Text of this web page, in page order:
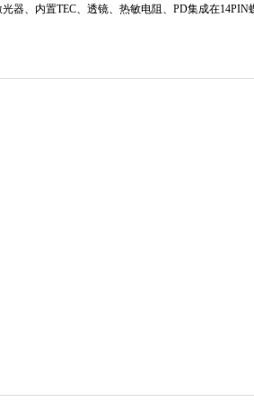
光器、内置TEC、透镜、热敏电阻、 PD集成在14PIN